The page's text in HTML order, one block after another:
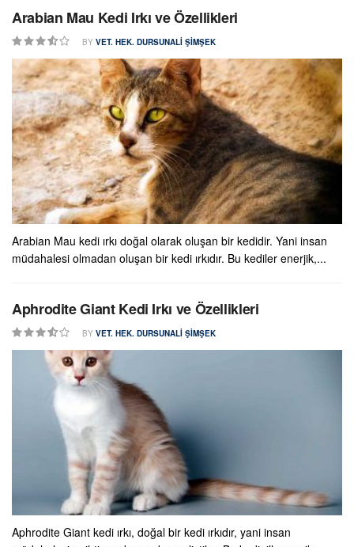
Arabian Mau Kedi Irkı ve Özellikleri
BY VET. HEK. DURSUNALI ŞIMŞEK
Arabian Mau kedi ırkı doğal olarak oluşan bir kedidir. Yani insan
müdahalesi olmadan oluşan bir kedi ırkıdır. Bu kediler enerjik,...
Aphrodite Giant Kedi Irkı ve Özellikleri
BY VET. HEK. DURSUNALI ŞIMŞEK
Aphrodite Giant kedi ırkı, doğal bir kedi ırkıdır, yani insan